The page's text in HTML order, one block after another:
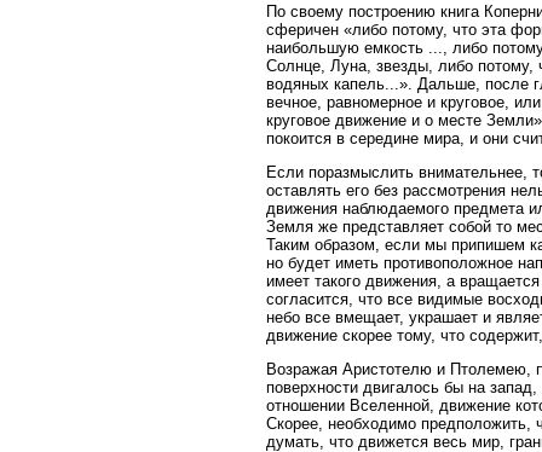
По своему построению книга
сферичен «либо потому, что эта
наибольшую емкость ..., либо
Солнце, Луна, звезды, либо потому,
водяных капель...». Дальше, после
вечное, равномерное и круговое,
круговое движение и о месте
покоится в середине мира, и они
Если поразмыслить внимательнее,
оставлять его без рассмотрения
движения наблюдаемого предмета
Земля же представляет собой то
Таким образом, если мы припишем
но будет иметь противоположное
имеет такого движения, а
согласится, что все видимые
небо все вмещает, украшает и
движение скорее тому, что
Возражая Аристотелю и Птолемею,
поверхности двигалось бы на
отношении Вселенной, движение
Скорее, необходимо предположить,
думать, что движется весь мир,